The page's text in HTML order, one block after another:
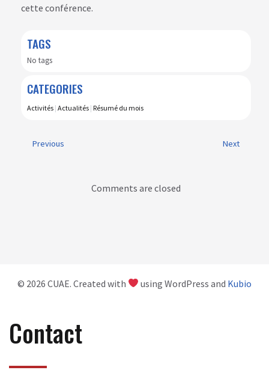
cette conférence.
TAGS
No tags
CATEGORIES
Activités | Actualités | Résumé du mois
Previous Next
Comments are closed
© 2026 CUAE. Created with using WordPress and Kubio
Contact